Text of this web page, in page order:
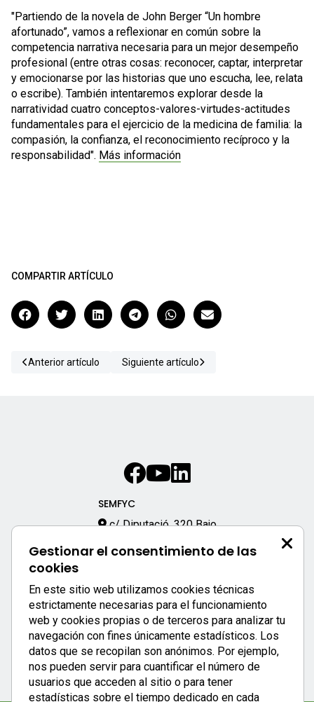
"Partiendo de la novela de John Berger “Un hombre
afortunado”, vamos a reflexionar en común sobre la
competencia narrativa necesaria para un mejor desempeño
profesional (entre otras cosas: reconocer, captar, interpretar
y emocionarse por las historias que uno escucha, lee, relata
o escribe). También intentaremos explorar desde la
narratividad cuatro conceptos-valores-virtudes-actitudes
fundamentales para el ejercicio de la medicina de familia: la
compasión, la confianza, el reconocimiento recíproco y la
responsabilidad". Más información
COMPARTIR ARTÍCULO
Anterior artículo Siguiente artículo
Gestionar el consentimiento de las
cookies
En este sitio web utilizamos cookies técnicas
estrictamente necesarias para el funcionamiento
web y cookies propias o de terceros para analizar tu
navegación con fines únicamente estadísticos. Los
datos que se recopilan son anónimos. Por ejemplo,
nos pueden servir para cuantificar el número de
usuarios que acceden al sitio o para tener
estadísticas sobre el tiempo dedicado en cada
SEMFYC
c/ Diputació, 320 Bajo
933 170 333
Enlaces destacados:
APP SEMFYC